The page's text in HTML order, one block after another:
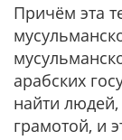
Причём эта
арабских
найти
грамотой, и